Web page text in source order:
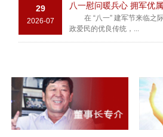
29
2026-07
八一慰问暖兵心 拥军优
在 “八一” 建军节来临之
政爱民的优良传统，...